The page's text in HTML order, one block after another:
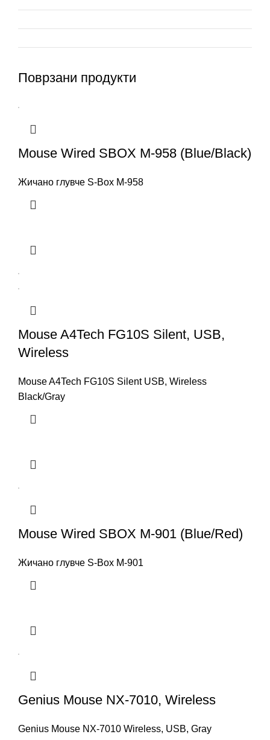
Поврзани продукти
Mouse Wired SBOX M-958 (Blue/Black)
Жичано глувче S-Box M-958
Mouse A4Tech FG10S Silent, USB,
Wireless
Mouse A4Tech FG10S Silent USB, Wireless
Black/Gray
Mouse Wired SBOX M-901 (Blue/Red)
Жичано глувче S-Box M-901
Genius Mouse NX-7010, Wireless
Genius Mouse NX-7010 Wireless, USB, Gray